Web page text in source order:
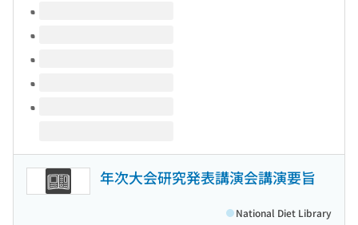
Volumes of this title
年次大会研究発表講演会講演要旨
National Diet Library